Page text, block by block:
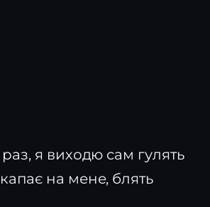
раз, я виходю сам гулять
на мене, блять